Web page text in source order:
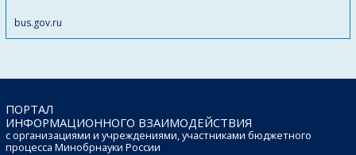
bus.gov.ru
ПОРТАЛ
ИНФОРМАЦИОННОГО ВЗАИМОДЕЙСТВИЯ
с организациями и учреждениями, участниками бюджетного
процесса Минобрнауки России